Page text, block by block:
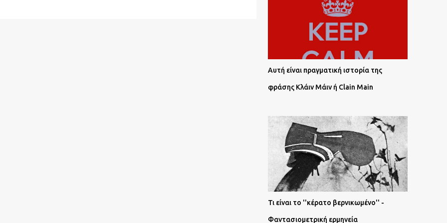
Αυτή είναι πραγματική ιστορία της
φράσης Κλάιν Μάιν ή Clain Main
Τι είναι το ''κέρατο βερνικωμένο'' -
Φαντασιομετρική ερμηνεία